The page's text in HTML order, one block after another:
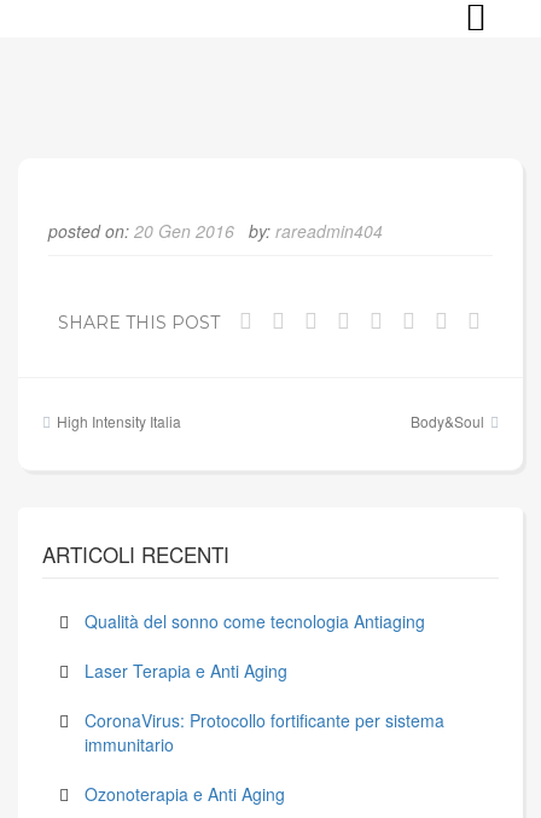
posted on: 20 Gen 2016 by: rareadmin404
SHARE THIS POST
Navigazione
articoli
High Intensity Italia Body&Soul
ARTICOLI RECENTI
Qualità del sonno come tecnologia Antiaging
Laser Terapia e Anti Aging
CoronaVirus: Protocollo fortificante per sistema
immunitario
Ozonoterapia e Anti Aging